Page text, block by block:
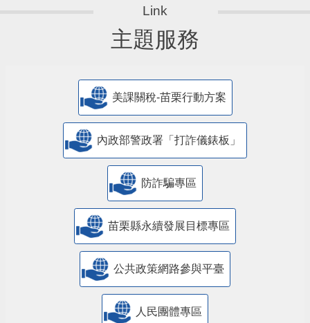
主題服務
美課關稅-苗栗行動方案
內政部警政署「打詐儀錶板」
防詐騙專區
苗栗縣永續發展目標專區
公共政策網路參與平臺
人民團體專區